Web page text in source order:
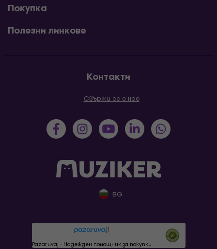
Покупка
Полезни линкове
Контакти
Свържи се с нас
BG
Pazaruvaj - Надежден помощник за покупки